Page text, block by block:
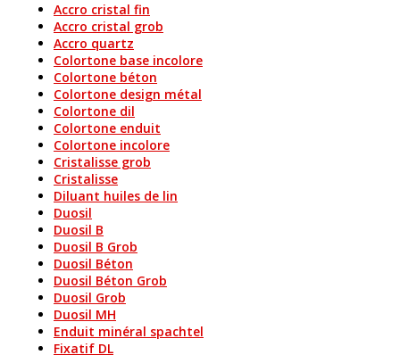
Accro cristal fin
Accro cristal grob
Accro quartz
Colortone base incolore
Colortone béton
Colortone design métal
Colortone dil
Colortone enduit
Colortone incolore
Cristalisse grob
Cristalisse
Diluant huiles de lin
Duosil
Duosil B
Duosil B Grob
Duosil Béton
Duosil Béton Grob
Duosil Grob
Duosil MH
Enduit minéral spachtel
Fixatif DL